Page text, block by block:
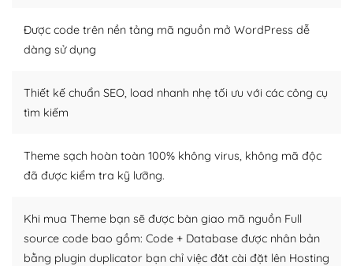
thiết kế tốt, bạn có thể tự sửa đổi. Nếu không bạn có thể
tìm kiếm chúng trên Internet hoặc nhờ chuyên gia.
– Sở hữu một cộng đồng lớn, sẵn sàng hỗ trợ
khổng lồ được kiểm duyệt bởi các nhân viên và những
người cuồng tín WordPress.
Nếu bạn gặp khó khăn, bạn có thể lên mạng và tìm
kiếm những cộng đồng WordPress, họ sẽ giúp bạn trả
lời, giải đáp vấn đề của bạn.
Được code trên nền tảng mã nguồn mở WordPress dễ
dàng sử dụng
Thiết kế chuẩn SEO, load nhanh nhẹ tối ưu với các công cụ
tìm kiếm
Theme sạch hoàn toàn 100% không virus, không mã độc
đã được kiểm tra kỹ lưỡng.
Khi mua Theme bạn sẽ được bàn giao mã nguồn Full
source code bao gồm: Code + Database được nhân bản
bằng plugin duplicator bạn chỉ việc đăt cài đặt lên Hosting